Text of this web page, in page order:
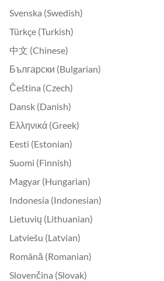
Svenska (Swedish)
Türkçe (Turkish)
中文 (Chinese)
Български (Bulgarian)
Čeština (Czech)
Dansk (Danish)
Ελληνικά (Greek)
Eesti (Estonian)
Suomi (Finnish)
Magyar (Hungarian)
Indonesia (Indonesian)
Lietuvių (Lithuanian)
Latviešu (Latvian)
Română (Romanian)
Slovenčina (Slovak)